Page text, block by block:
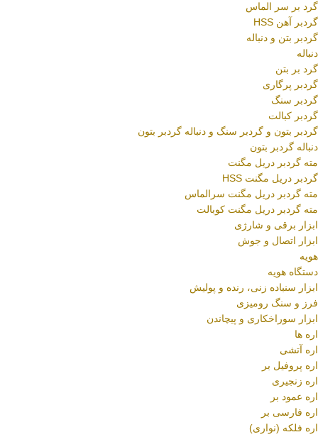
گرد بر سر الماس
گردبر آهن HSS
گردبر بتن و دنباله
دنباله
گرد بر بتن
گردبر پرگاری
گردبر سنگ
گردبر کبالت
گردبر بتون و گردبر سنگ و دنباله گردبر بتون
دنباله گردبر بتون
مته گردبر دریل مگنت
گردبر دریل مگنت HSS
مته گردبر دریل مگنت سرالماس
مته گردبر دریل مگنت کوبالت
ابزار برقی و شارژی
ابزار اتصال و جوش
هویه
دستگاه هویه
ابزار سنباده زنی، رنده و پولیش
فرز و سنگ رومیزی
ابزار سوراخکاری و پیچاندن
اره ها
اره آتشی
اره پروفیل بر
اره زنجیری
اره عمود بر
اره فارسی بر
اره فلکه (نواری)